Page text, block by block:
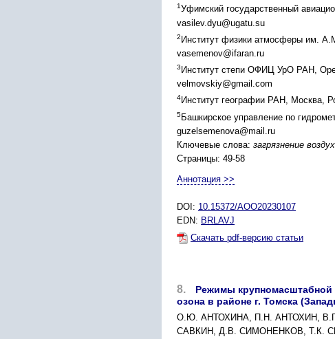
1Уфимский государственный
vasilev.dyu@ugatu.su
2 Институт физики атмосферы им.
vasemenov@ifaran.ru
3 Институт степи ОФИЦ УрО РАН,
velmovskiy@gmail.com
4Институт географии РАН, Москва,
5Башкирское управление по
guzelsemenova@mail.ru
Ключевые слова: загрязнение
Страницы: 49-58
Аннотация >>
DOI: 10.15372/AOO20230107
EDN: BRLAVJ
Скачать pdf-версию статьи
8.
Режимы
озона в районе г. Томска
О.Ю. АНТОХИНА, П.Н. АНТОХИН,
САВКИН, Д.В. СИМОНЕНКОВ, Т.К.